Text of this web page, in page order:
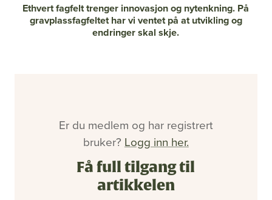
bokomtale gravplassforeningen
Ethvert fagfelt trenger innovasjon og nytenkning. På
gravplassfagfeltet har vi ventet på at utvikling og
endringer skal skje.
Er du medlem og har registrert
bruker? Logg inn her.
Få full tilgang til
artikkelen